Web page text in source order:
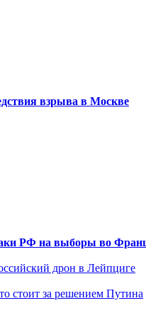
взрыва в Москве
РФ на выборы во
дрон в Лейпциге
стоит за решением Путина